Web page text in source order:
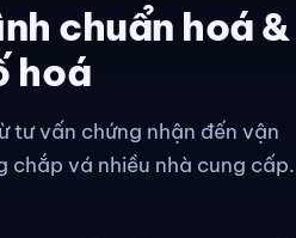
chuẩn hoá &
hoá
tư vấn chứng nhận đến vận
chắp vá nhiều nhà cung cấp.